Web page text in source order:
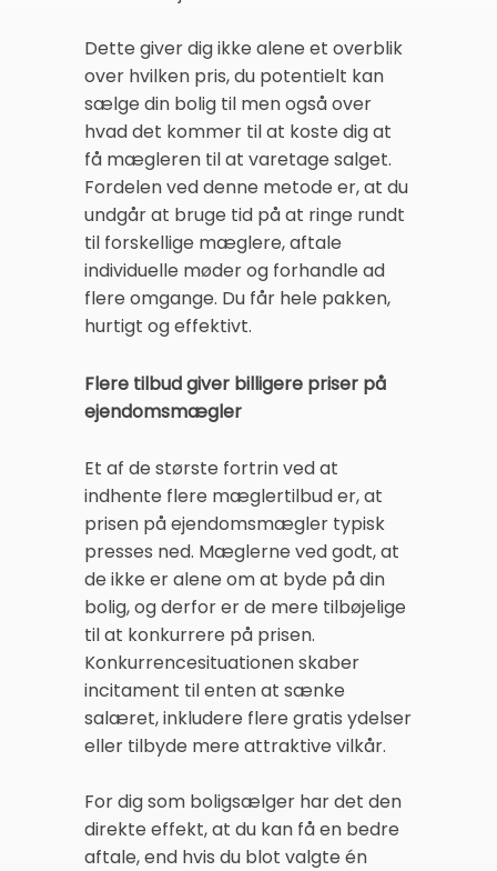
Dette giver dig ikke alene et overblik
over hvilken pris, du potentielt kan
sælge din bolig til men også over
hvad det kommer til at koste dig at
få mægleren til at varetage salget.
Fordelen ved denne metode er, at du
undgår at bruge tid på at ringe rundt
til forskellige mæglere, aftale
individuelle møder og forhandle ad
flere omgange. Du får hele pakken,
hurtigt og effektivt.
Flere tilbud giver billigere priser på
ejendomsmægler
Et af de største fortrin ved at
indhente flere mæglertilbud er, at
prisen på ejendomsmægler typisk
presses ned. Mæglerne ved godt, at
de ikke er alene om at byde på din
bolig, og derfor er de mere tilbøjelige
til at konkurrere på prisen.
Konkurrencesituationen skaber
incitament til enten at sænke
salæret, inkludere flere gratis ydelser
eller tilbyde mere attraktive vilkår.
For dig som boligsælger har det den
direkte effekt, at du kan få en bedre
aftale, end hvis du blot valgte én